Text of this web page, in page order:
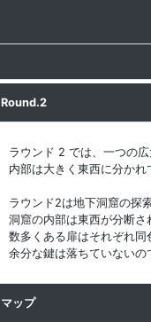
Round.2
ラウンド 2 では、一つの広
内部は大きく東西に分か
ラウンド2は地下洞窟の探
洞窟の内部は東西が分断さ
数多くある扉はそれぞれ同
余分な鍵は落ちていないの
マップ